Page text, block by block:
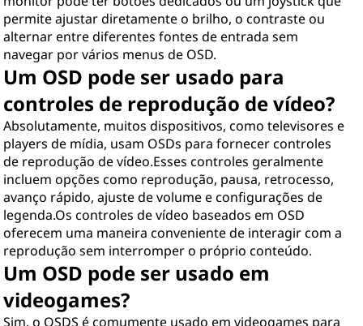
permite ajustar diretamente o brilho, o contraste ou
alternar entre diferentes fontes de entrada sem
navegar por vários menus de OSD.
Um OSD pode ser usado para
controles de reprodução de vídeo?
Absolutamente, muitos dispositivos, como televisores e
players de mídia, usam OSDs para fornecer controles
de reprodução de vídeo.Esses controles geralmente
incluem opções como reprodução, pausa, retrocesso,
avanço rápido, ajuste de volume e configurações de
legenda.Os controles de vídeo baseados em OSD
oferecem uma maneira conveniente de interagir com a
reprodução sem interromper o próprio conteúdo.
Um OSD pode ser usado em
videogames?
Sim, o OSDS é comumente usado em videogames para